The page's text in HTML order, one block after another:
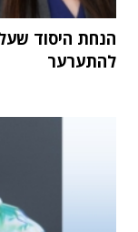
הנחת היסוד
להתערער